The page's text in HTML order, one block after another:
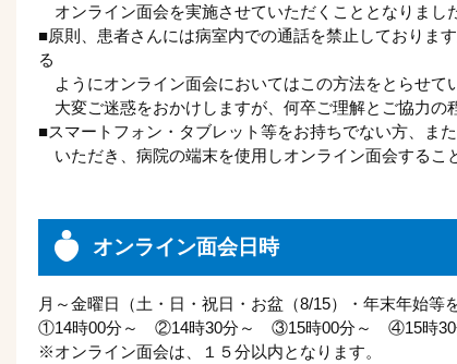
オンライン面会を実施させていただくこととなりまし
■原則、患者さんには病室内での通話を禁止しておりま
る
ようにオンライン面会においてはこの方法をとらせて
大変ご迷惑をおかけしますが、何卒ご理解とご協力の
■スマートフォン・タブレット等をお持ちでない方、ま
いただき、病院の端末を使用しオンライン面会するこ
オンライン面会日時
月～金曜日（土・日・祝日・お盆（8/15）・年末年始等
①14時00分～ ②14時30分～ ③15時00分～ ④15時30
※オンライン面会は、１５分以内となります。